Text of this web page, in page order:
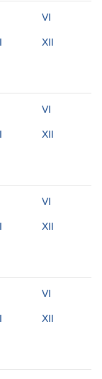
VI
XII
VI
XII
VI
XII
VI
XII